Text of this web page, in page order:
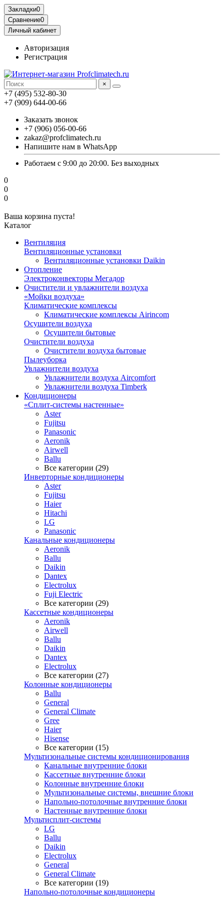
Закладки0
Сравнение0
Личный кабинет
Авторизация
Регистрация
×
+7 (495) 532-80-30
+7 (909) 644-00-66
Заказать звонок
+7 (906) 056-00-66
zakaz@profclimatech.ru
Напишите нам в WhatsApp
Работаем с 9:00 до 20:00. Без выходных
0
0
0
Ваша корзина пуста!
Каталог
Вентиляция
Вентиляционные установки
Вентиляционные установки Daikin
Отопление
Электроконвекторы Мегадор
Очистители и увлажнители воздуха
«Мойки воздуха»
Климатические комплексы
Климатические комплексы Airincom
Осушители воздуха
Осушители бытовые
Очистители воздуха
Очистители воздуха бытовые
Пылеуборка
Увлажнители воздуха
Увлажнители воздуха Aircomfort
Увлажнители воздуха Timberk
Кондиционеры
«Сплит-системы настенные»
Aster
Fujitsu
Panasonic
Aeronik
Airwell
Ballu
Все категории (29)
Инверторные кондиционеры
Aster
Fujitsu
Haier
Hitachi
LG
Panasonic
Канальные кондиционеры
Aeronik
Ballu
Daikin
Dantex
Electrolux
Fuji Electric
Все категории (29)
Кассетные кондиционеры
Aeronik
Airwell
Ballu
Daikin
Dantex
Electrolux
Все категории (27)
Колонные кондиционеры
Ballu
General
General Climate
Gree
Haier
Hisense
Все категории (15)
Мультизональные системы кондиционирования
Канальные внутренние блоки
Кассетные внутренние блоки
Колонные внутренние блоки
Мультизональные системы, внешние блоки
Напольно-потолочные внутренние блоки
Настенные внутренние блоки
Мультисплит-системы
LG
Ballu
Daikin
Electrolux
General
General Climate
Все категории (19)
Напольно-потолочные кондиционеры